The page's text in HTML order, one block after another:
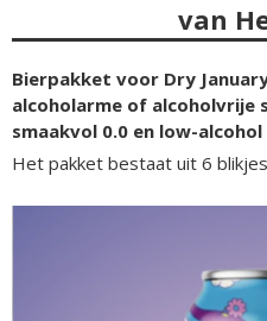
van
Bierpakket voor Dry
alcoholarme of alcoholvrije
smaakvol 0.0 en low-
Het pakket bestaat uit 6